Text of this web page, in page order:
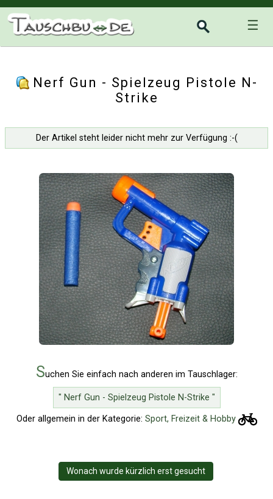
☰
Nerf Gun - Spielzeug Pistole N-
Strike
Der Artikel steht leider nicht mehr zur Verfügung :-(
Suchen Sie einfach nach anderen im Tauschlager:
" Nerf Gun - Spielzeug Pistole N-Strike "
Oder allgemein in der Kategorie: Sport, Freizeit & Hobby
Wonach wurde kürzlich erst gesucht